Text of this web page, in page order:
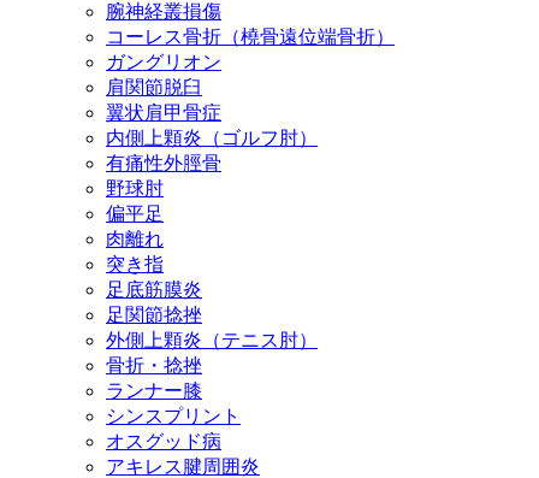
腕神経叢損傷
コーレス骨折（橈骨遠位端骨折）
ガングリオン
肩関節脱臼
翼状肩甲骨症
内側上顆炎（ゴルフ肘）
有痛性外脛骨
野球肘
偏平足
肉離れ
突き指
足底筋膜炎
足関節捻挫
外側上顆炎（テニス肘）
骨折・捻挫
ランナー膝
シンスプリント
オスグッド病
アキレス腱周囲炎